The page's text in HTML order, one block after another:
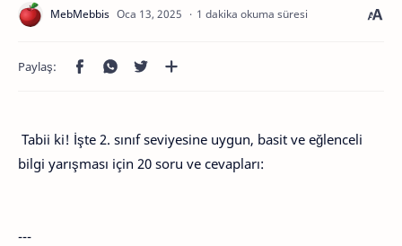
1 dakika okuma süresi
Tabii ki! İşte 2. sınıf seviyesine uygun, basit ve eğlenceli
bilgi yarışması için 20 soru ve cevapları:
---